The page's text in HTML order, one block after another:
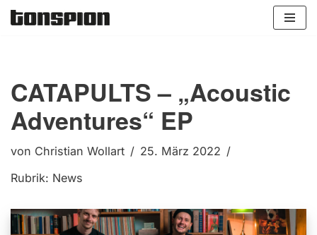
CATAPULTS – „Acoustic
Adventures“ EP
von Christian Wollart
25. März 2022
Rubrik: News